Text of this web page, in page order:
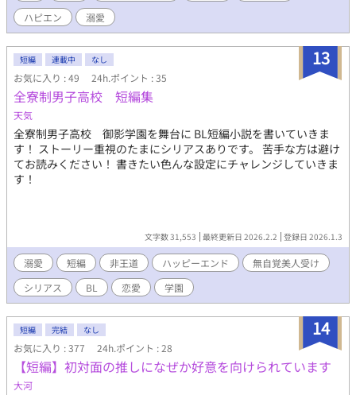
ハピエン
溺愛
13
短編 連載中 なし
お気に入り : 49 24h.ポイント : 35
全寮制男子高校 短編集
天気
全寮制男子高校 御影学園を舞台に BL短編小説を書いていきま
す！ ストーリー重視のたまにシリアスありです。 苦手な方は避け
てお読みください！ 書きたい色んな設定にチャレンジしていきま
す！
文字数 31,553 最終更新日 2026.2.2 登録日 2026.1.3
溺愛 短編 非王道 ハッピーエンド
無自覚美人受け
シリアス
BL 恋愛 学園
14
短編 完結 なし
お気に入り : 377 24h.ポイント : 28
【短編】初対面の推しになぜか好意を向けられています
大河